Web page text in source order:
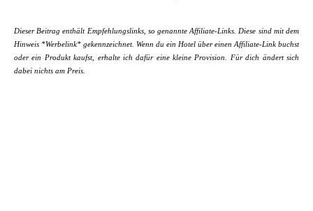
Dieser Beitrag enthält Empfehlungslinks, so genannte Affiliate-Links. Diese sind mit dem
Hinweis *Werbelink* gekennzeichnet. Wenn du ein Hotel über einen Affiliate-Link buchst
oder ein Produkt kaufst, erhalte ich dafür eine kleine Provision. Für dich ändert sich
dabei nichts am Preis.